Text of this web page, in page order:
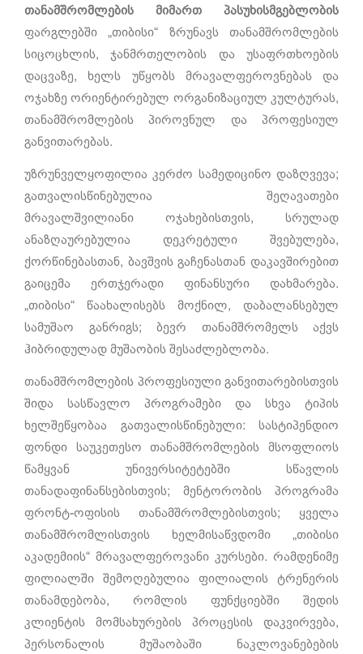
თანამშრომლების მიმართ პასუხისმგებლობის
ფარგლებში „თიბისი“ ზრუნავს თანამშრომლების
სიცოცხლის, ჯანმრთელობის და უსაფრთხოების
დაცვაზე, ხელს უწყობს მრავალფეროვნებას და
ოჯახზე ორიენტირებულ ორგანიზაციულ კულტურას,
თანამშრომლების პიროვნულ და პროფესიულ
განვითარებას.
უზრუნველყოფილია კერძო სამედიცინო დაზღვევა;
გათვალისწინებულია შეღავათები
მრავალშვილიანი ოჯახებისთვის, სრულად
ანაზღაურებულია დეკრეტული შვებულება,
ქორწინებასთან, ბავშვის გაჩენასთან დაკავშირებით
გაიცემა ერთჯერადი ფინანსური დახმარება.
„თიბისი“ წაახალისებს მოქნილ, დაბალანსებულ
სამუშაო განრიგს; ბევრ თანამშრომელს აქვს
ჰიბრიდულად მუშაობის შესაძლებლობა.
თანამშრომლების პროფესიული განვითარებისთვის
შიდა სასწავლო პროგრამები და სხვა ტიპის
ხელშეწყობაა გათვალისწინებული: სასტიპენდიო
ფონდი საუკეთესო თანამშრომლების მსოფლიოს
წამყვან უნივერსიტეტებში სწავლის
თანადაფინანსებისთვის; მენტორობის პროგრამა
ფრონტ-ოფისის თანამშრომლებისთვის; ყველა
თანამშრომლისთვის ხელმისაწვდომი „თიბისი
აკადემიის“ მრავალფეროვანი კურსები. რამდენიმე
ფილიალში შემოღებულია ფილიალის ტრენერის
თანამდებობა, რომლის ფუნქციებში შედის
კლიენტის მომსახურების პროცესის დაკვირვება,
პერსონალის მუშაობაში ნაკლოვანებების